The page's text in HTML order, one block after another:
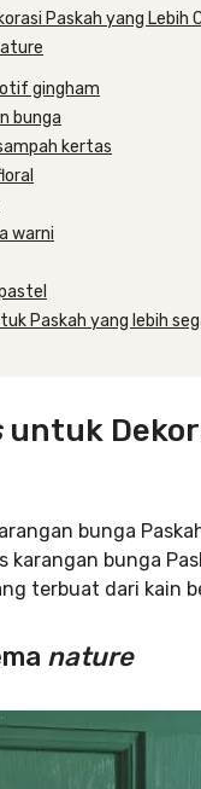
Paskah yang Lebih
gingham
bunga
kertas
warni
Paskah yang lebih
untuk
bunga
karangan bunga
terbuat dari kain
nature